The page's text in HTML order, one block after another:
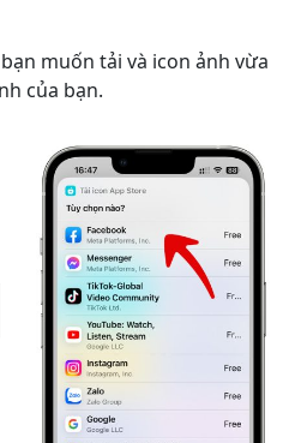
muốn tải và icon ảnh vừa
của bạn.